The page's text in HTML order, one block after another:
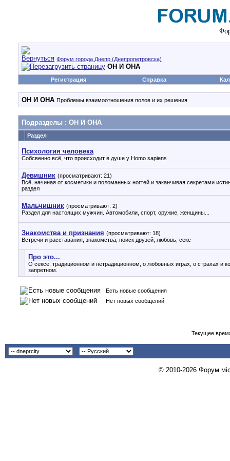
Форум города Днепр (Днепропетровска)
ОН И ОНА
Регистрация Справка
ОН И ОНА Проблемы взаимоотношения полов и их решения
Подразделы : ОН И ОНА
Раздел
Психология человека
Собсвенно всё, что происходит в душе у Homo sapiens
Девишник (просматривают: 21)
Всё, начиная от косметики и поломанных ногтей и заканчивая секретами
раздел
Мальчишник (просматривают: 2)
Раздел для настоящих мужчин. Автомобили, спорт, оружие, женщины...
Знакомства и признания (просматривают: 18)
Встречи и расставания, знакомства, поиск друзей, любовь, секс
Про это...
О сексе, традиционном и нетрадиционном, о любовных играх, о страхах и
запретном.
Есть новые сообщения
Нет новых сообщений
Текущее
© 2010-2026 Форум